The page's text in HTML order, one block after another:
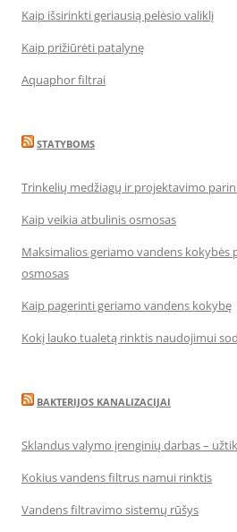
Kaip išsirinkti geriausią pelėsio valiklį
Kaip prižiūrėti patalynę
Aquaphor filtrai
STATYBOMS
Trinkelių medžiagų ir projektavimo
Kaip veikia atbulinis osmosas
Maksimalios geriamo vandens kokybės
osmosas
Kaip pagerinti geriamo vandens kokybę
Kokį lauko tualetą rinktis naudojimui
BAKTERIJOS KANALIZACIJAI
Sklandus valymo įrenginių darbas –
Kokius vandens filtrus namui rinktis
Vandens filtravimo sistemų rūšys